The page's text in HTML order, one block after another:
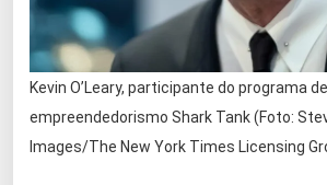
Kevin O’Leary, participante do programa de
empreendedorismo Shark Tank (Foto:
Images/The New York Times Licensing